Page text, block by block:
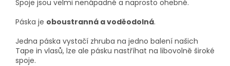
Spoje jsou velmi nenápadné a naprosto ohebné.
Páska je oboustranná a voděodolná.
Jedna páska vystačí zhruba na jedno balení našich
Tape in vlasů, lze ale pásku nastříhat na libovolně široké
spoje.